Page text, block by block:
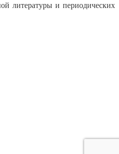
литературы и периодических